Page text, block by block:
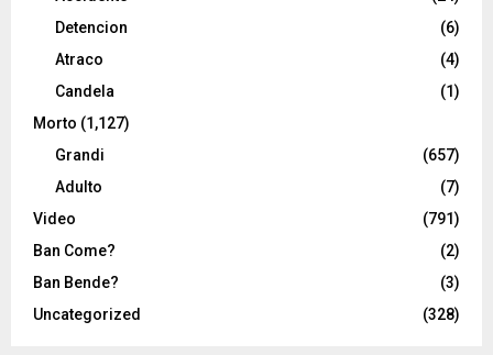
Detencion
(6)
Atraco
(4)
Candela
(1)
Morto (1,127)
Grandi
(657)
Adulto
(7)
Video
(791)
Ban Come?
(2)
Ban Bende?
(3)
Uncategorized
(328)